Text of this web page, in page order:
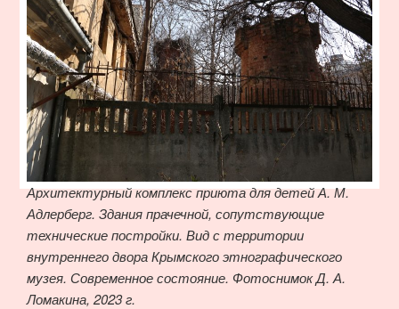
Архитектурный комплекс приюта для детей А. М.
Адлерберг. Здания прачечной, сопутствующие
технические постройки. Вид с территории
внутреннего двора Крымского этнографического
музея. Современное состояние. Фотоснимок Д. А.
Ломакина, 2023 г.